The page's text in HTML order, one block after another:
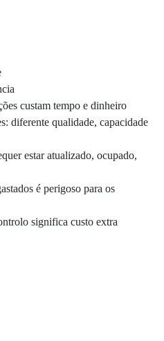
custam tempo e dinheiro
diferente qualidade, capacidade
estar atualizado, ocupado,
é perigoso para os
significa custo extra